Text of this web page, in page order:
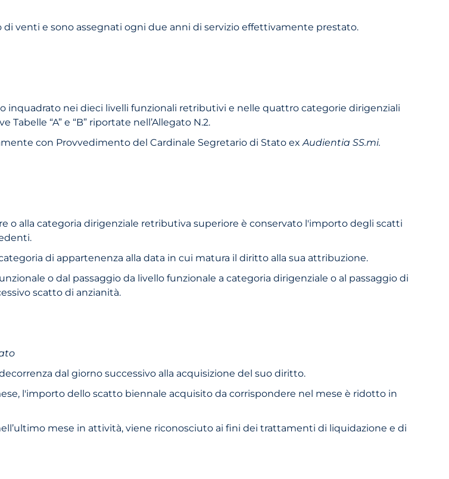
venti e sono assegnati ogni due anni di servizio effettivamente prestato.
inquadrato nei dieci livelli funzionali retributivi e nelle quattro categorie dirigenziali
“A” e “B” riportate nell’Allegato N.2.
con Provvedimento del Cardinale Segretario di Stato ex Audientia SS.mi.
o alla categoria dirigenziale retributiva superiore è conservato l'importo degli scatti
di appartenenza alla data in cui matura il diritto alla sua attribuzione.
o dal passaggio da livello funzionale a categoria dirigenziale o al passaggio di
scatto di anzianità.
dal giorno successivo alla acquisizione del suo diritto.
l'importo dello scatto biennale acquisito da corrispondere nel mese è ridotto in
mese in attività, viene riconosciuto ai fini dei trattamenti di liquidazione e di